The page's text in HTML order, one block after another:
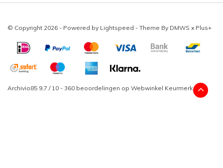
© Copyright 2026 - Powered by Lightspeed - Theme By DMWS x Plus+
Archivio85 9,7 / 10 - 360 beoordelingen op Webwinkel Keurmerk